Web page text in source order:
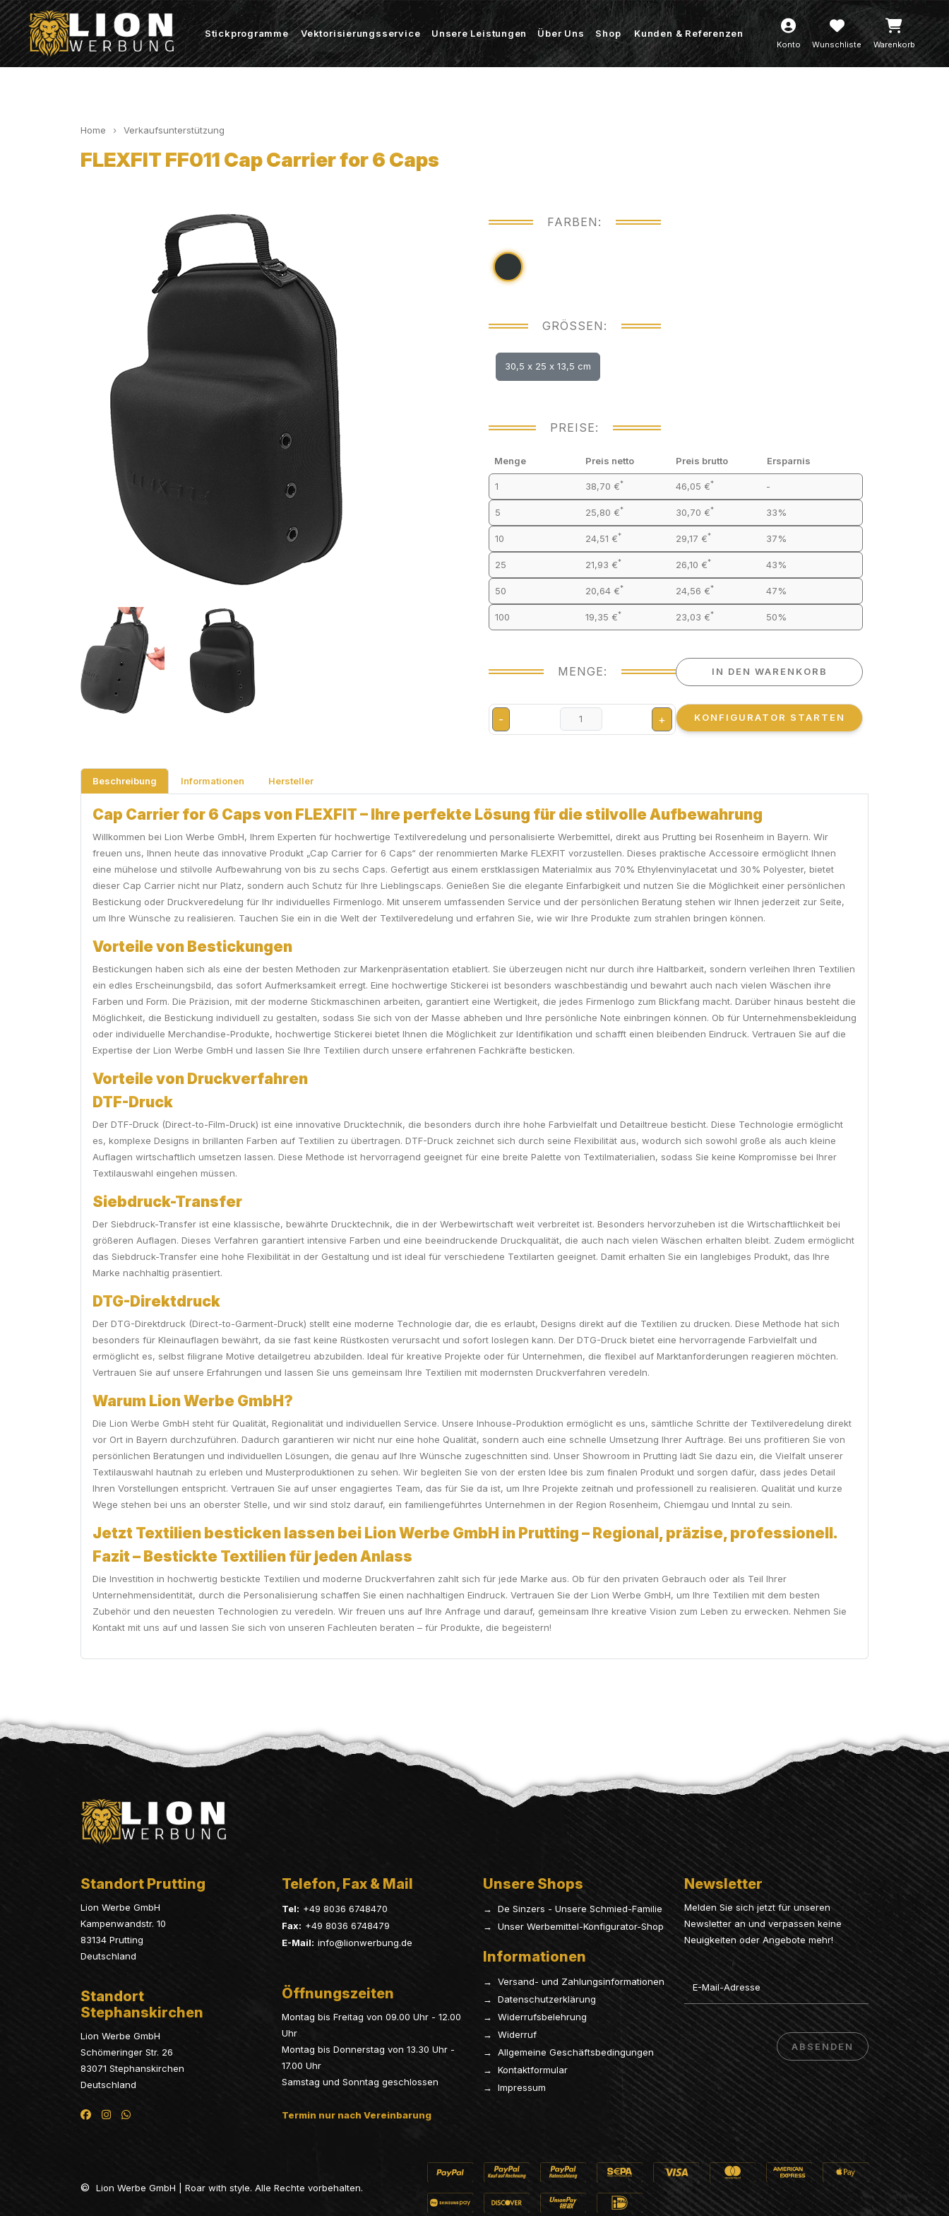
Stickprogramme Vektorisierungsservice Unsere Leistungen Über Uns Shop Kunden & Referenzen
Konto Wunschliste Warenkorb
Home Verkaufsunterstützung
FLEXFIT FF011 Cap Carrier for 6 Caps
FARBEN:
GRÖSSEN:
30,5 x 25 x 13,5 cm
PREISE:
Menge Preis netto Preis brutto Ersparnis
1 38,70 €* 46,05 €* -
5 25,80 €* 30,70 €* 33%
10 24,51 €* 29,17 €* 37%
25 21,93 €* 26,10 €* 43%
50 20,64 €* 24,56 €* 47%
100 19,35 €* 23,03 €* 50%
MENGE:
- +
IN DEN WARENKORB
KONFIGURATOR STARTEN
Beschreibung Informationen Hersteller
Cap Carrier for 6 Caps von FLEXFIT – Ihre perfekte Lösung für die stilvolle Aufbewahrung
Willkommen bei Lion Werbe GmbH, Ihrem Experten für hochwertige Textilveredelung und personalisierte Werbemittel, direkt aus Prutting bei Rosenheim in Bayern. Wir
freuen uns, Ihnen heute das innovative Produkt „Cap Carrier for 6 Caps“ der renommierten Marke FLEXFIT vorzustellen. Dieses praktische Accessoire ermöglicht Ihnen
eine mühelose und stilvolle Aufbewahrung von bis zu sechs Caps. Gefertigt aus einem erstklassigen Materialmix aus 70% Ethylenvinylacetat und 30% Polyester, bietet
dieser Cap Carrier nicht nur Platz, sondern auch Schutz für Ihre Lieblingscaps. Genießen Sie die elegante Einfarbigkeit und nutzen Sie die Möglichkeit einer persönlichen
Bestickung oder Druckveredelung für Ihr individuelles Firmenlogo. Mit unserem umfassenden Service und der persönlichen Beratung stehen wir Ihnen jederzeit zur Seite,
um Ihre Wünsche zu realisieren. Tauchen Sie ein in die Welt der Textilveredelung und erfahren Sie, wie wir Ihre Produkte zum strahlen bringen können.
Vorteile von Bestickungen
Bestickungen haben sich als eine der besten Methoden zur Markenpräsentation etabliert. Sie überzeugen nicht nur durch ihre Haltbarkeit, sondern verleihen Ihren Textilien
ein edles Erscheinungsbild, das sofort Aufmerksamkeit erregt. Eine hochwertige Stickerei ist besonders waschbeständig und bewahrt auch nach vielen Wäschen ihre
Farben und Form. Die Präzision, mit der moderne Stickmaschinen arbeiten, garantiert eine Wertigkeit, die jedes Firmenlogo zum Blickfang macht. Darüber hinaus besteht die
Möglichkeit, die Bestickung individuell zu gestalten, sodass Sie sich von der Masse abheben und Ihre persönliche Note einbringen können. Ob für Unternehmensbekleidung
oder individuelle Merchandise-Produkte, hochwertige Stickerei bietet Ihnen die Möglichkeit zur Identifikation und schafft einen bleibenden Eindruck. Vertrauen Sie auf die
Expertise der Lion Werbe GmbH und lassen Sie Ihre Textilien durch unsere erfahrenen Fachkräfte besticken.
Vorteile von Druckverfahren
DTF-Druck
Der DTF-Druck (Direct-to-Film-Druck) ist eine innovative Drucktechnik, die besonders durch ihre hohe Farbvielfalt und Detailtreue besticht. Diese Technologie ermöglicht
es, komplexe Designs in brillanten Farben auf Textilien zu übertragen. DTF-Druck zeichnet sich durch seine Flexibilität aus, wodurch sich sowohl große als auch kleine
Auflagen wirtschaftlich umsetzen lassen. Diese Methode ist hervorragend geeignet für eine breite Palette von Textilmaterialien, sodass Sie keine Kompromisse bei Ihrer
Textilauswahl eingehen müssen.
Siebdruck-Transfer
Der Siebdruck-Transfer ist eine klassische, bewährte Drucktechnik, die in der Werbewirtschaft weit verbreitet ist. Besonders hervorzuheben ist die Wirtschaftlichkeit bei
größeren Auflagen. Dieses Verfahren garantiert intensive Farben und eine beeindruckende Druckqualität, die auch nach vielen Wäschen erhalten bleibt. Zudem ermöglicht
das Siebdruck-Transfer eine hohe Flexibilität in der Gestaltung und ist ideal für verschiedene Textilarten geeignet. Damit erhalten Sie ein langlebiges Produkt, das Ihre
Marke nachhaltig präsentiert.
DTG-Direktdruck
Der DTG-Direktdruck (Direct-to-Garment-Druck) stellt eine moderne Technologie dar, die es erlaubt, Designs direkt auf die Textilien zu drucken. Diese Methode hat sich
besonders für Kleinauflagen bewährt, da sie fast keine Rüstkosten verursacht und sofort loslegen kann. Der DTG-Druck bietet eine hervorragende Farbvielfalt und
ermöglicht es, selbst filigrane Motive detailgetreu abzubilden. Ideal für kreative Projekte oder für Unternehmen, die flexibel auf Marktanforderungen reagieren möchten.
Vertrauen Sie auf unsere Erfahrungen und lassen Sie uns gemeinsam Ihre Textilien mit modernsten Druckverfahren veredeln.
Warum Lion Werbe GmbH?
Die Lion Werbe GmbH steht für Qualität, Regionalität und individuellen Service. Unsere Inhouse-Produktion ermöglicht es uns, sämtliche Schritte der Textilveredelung direkt
vor Ort in Bayern durchzuführen. Dadurch garantieren wir nicht nur eine hohe Qualität, sondern auch eine schnelle Umsetzung Ihrer Aufträge. Bei uns profitieren Sie von
persönlichen Beratungen und individuellen Lösungen, die genau auf Ihre Wünsche zugeschnitten sind. Unser Showroom in Prutting lädt Sie dazu ein, die Vielfalt unserer
Textilauswahl hautnah zu erleben und Musterproduktionen zu sehen. Wir begleiten Sie von der ersten Idee bis zum finalen Produkt und sorgen dafür, dass jedes Detail
Ihren Vorstellungen entspricht. Vertrauen Sie auf unser engagiertes Team, das für Sie da ist, um Ihre Projekte zeitnah und professionell zu realisieren. Qualität und kurze
Wege stehen bei uns an oberster Stelle, und wir sind stolz darauf, ein familiengeführtes Unternehmen in der Region Rosenheim, Chiemgau und Inntal zu sein.
Jetzt Textilien besticken lassen bei Lion Werbe GmbH in Prutting – Regional, präzise, professionell.
Fazit – Bestickte Textilien für jeden Anlass
Die Investition in hochwertig bestickte Textilien und moderne Druckverfahren zahlt sich für jede Marke aus. Ob für den privaten Gebrauch oder als Teil Ihrer
Unternehmensidentität, durch die Personalisierung schaffen Sie einen nachhaltigen Eindruck. Vertrauen Sie der Lion Werbe GmbH, um Ihre Textilien mit dem besten
Zubehör und den neuesten Technologien zu veredeln. Wir freuen uns auf Ihre Anfrage und darauf, gemeinsam Ihre kreative Vision zum Leben zu erwecken. Nehmen Sie
Kontakt mit uns auf und lassen Sie sich von unseren Fachleuten beraten – für Produkte, die begeistern!
Standort Prutting
Lion Werbe GmbH
Kampenwandstr. 10
83134 Prutting
Deutschland
Standort
Stephanskirchen
Lion Werbe GmbH
Schömeringer Str. 26
83071 Stephanskirchen
Deutschland
Telefon, Fax & Mail
Tel: +49 8036 6748470
Fax: +49 8036 6748479
E-Mail: info@lionwerbung.de
Öffnungszeiten
Montag bis Freitag von 09.00 Uhr - 12.00
Uhr
Montag bis Donnerstag von 13.30 Uhr -
17.00 Uhr
Samstag und Sonntag geschlossen
Termin nur nach Vereinbarung
Unsere Shops
→ De Sinzers - Unsere Schmied-Familie
→ Unser Werbemittel-Konfigurator-Shop
Informationen
→ Versand- und Zahlungsinformationen
→ Datenschutzerklärung
→ Widerrufsbelehrung
→ Widerruf
→ Allgemeine Geschäftsbedingungen
→ Kontaktformular
→ Impressum
Newsletter
Melden Sie sich jetzt für unseren
Newsletter an und verpassen keine
Neuigkeiten oder Angebote mehr!
Email
ABSENDEN
© Lion Werbe GmbH | Roar with style. Alle Rechte vorbehalten.